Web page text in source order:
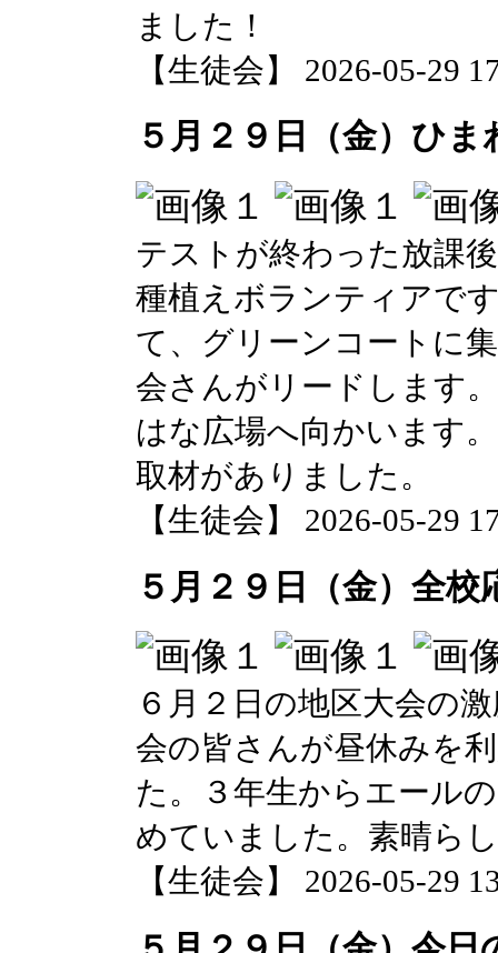
ました！
【生徒会】 2026-05-29
５月２９日（金）ひ
テストが終わった放課
種植えボランティアで
て、グリーンコートに
会さんがリードします
はな広場へ向かいます
取材がありました。
【生徒会】 2026-05-29
５月２９日（金）全校
６月２日の地区大会の
会の皆さんが昼休みを
た。３年生からエール
めていました。素晴ら
【生徒会】 2026-05-29